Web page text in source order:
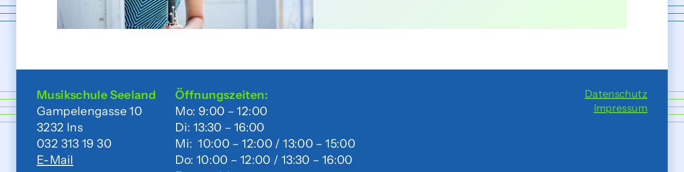
Über uns
Förderverein
Offene Stellen
Agenda
Musikschule Seeland
Gampelengasse 10
3232 Ins
032 313 19 30
E-Mail
Öffnungszeiten:
Mo: 9:00 – 12:00
Di: 13:30 – 16:00
Mi: 10:00 – 12:00 / 13:00 – 15:00
Do: 10:00 – 12:00 / 13:30 – 16:00
Datenschutz
Impressum